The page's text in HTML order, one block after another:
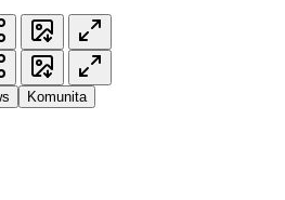
Komunita